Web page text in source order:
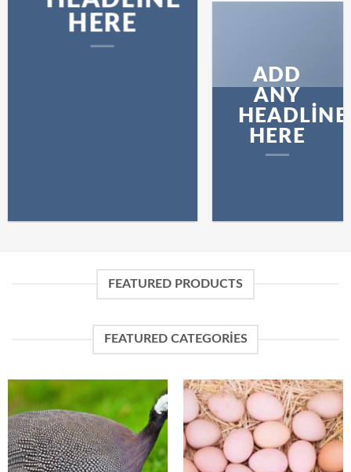
HERE
ADD
ANY
HEADLINE
HERE
FEATURED PRODUCTS
FEATURED CATEGORIES